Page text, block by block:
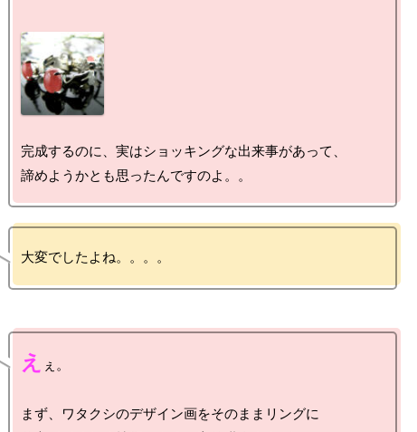
完成するのに、実はショッキングな出来事があって、
え ぇ。
まず、ワタクシのデザイン画をそのままリングに